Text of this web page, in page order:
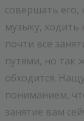
совершать его,
музыку, ходить
почти все
путями, но так
обходится.
пониманием,
занятие вам